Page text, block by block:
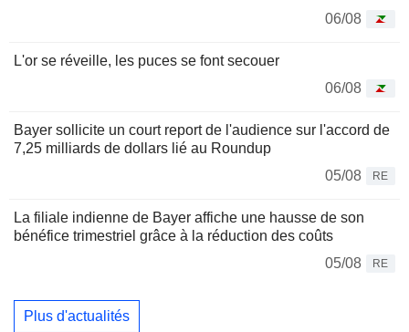
06/08
L'or se réveille, les puces se font secouer
06/08
Bayer sollicite un court report de l'audience sur l'accord de
7,25 milliards de dollars lié au Roundup
05/08
RE
La filiale indienne de Bayer affiche une hausse de son
bénéfice trimestriel grâce à la réduction des coûts
05/08
RE
Plus d'actualités